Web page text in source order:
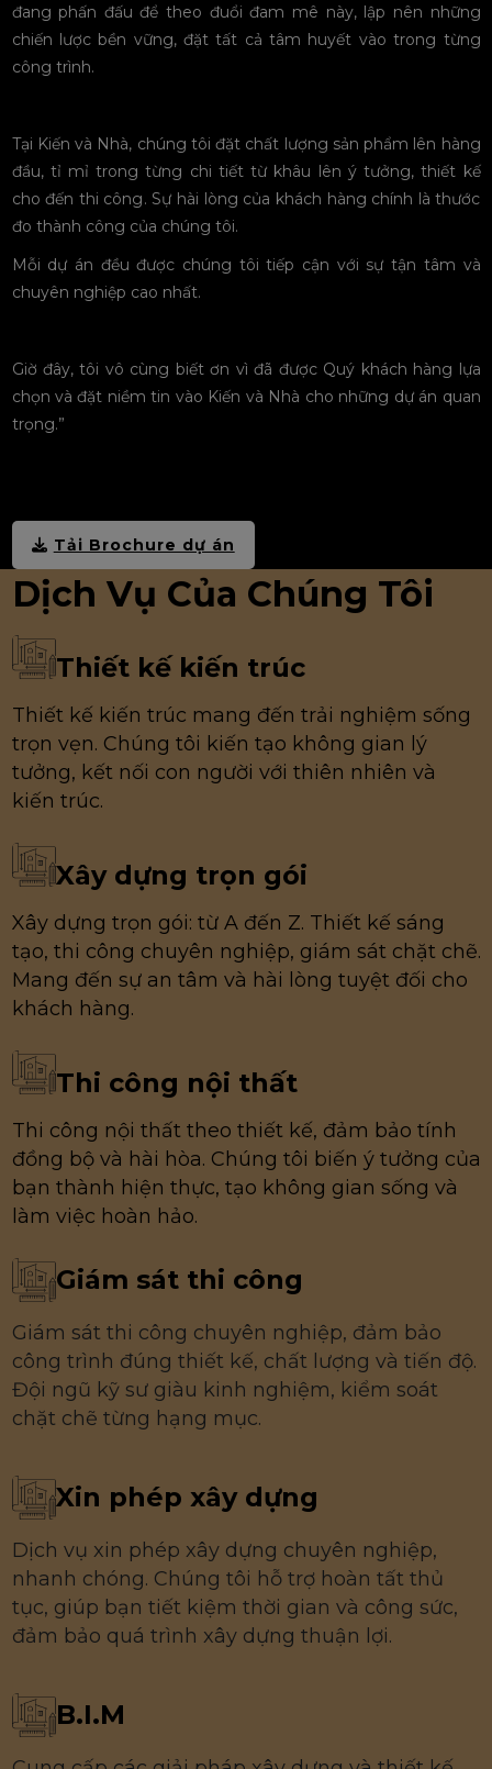
đang phấn đấu để theo đuổi đam mê này, lập nên những
chiến lược bền vững, đặt tất cả tâm huyết vào trong từng
công trình.
Tại Kiến và Nhà, chúng tôi đặt chất lượng sản phẩm lên hàng
đầu, tỉ mỉ trong từng chi tiết từ khâu lên ý tưởng, thiết kế
cho đến thi công. Sự hài lòng của khách hàng chính là thước
đo thành công của chúng tôi.
Mỗi dự án đều được chúng tôi tiếp cận với sự tận tâm và
chuyên nghiệp cao nhất.
Giờ đây, tôi vô cùng biết ơn vì đã được Quý khách hàng lựa
chọn và đặt niềm tin vào Kiến và Nhà cho những dự án quan
trọng.”
Tải Brochure dự án
Dịch Vụ Của Chúng Tôi
Thiết kế kiến trúc
Thiết kế kiến trúc mang đến trải nghiệm sống
trọn vẹn. Chúng tôi kiến tạo không gian lý
tưởng, kết nối con người với thiên nhiên và
kiến trúc.
Xây dựng trọn gói
Xây dựng trọn gói: từ A đến Z. Thiết kế sáng
tạo, thi công chuyên nghiệp, giám sát chặt chẽ.
Mang đến sự an tâm và hài lòng tuyệt đối cho
khách hàng.
Thi công nội thất
Thi công nội thất theo thiết kế, đảm bảo tính
đồng bộ và hài hòa. Chúng tôi biến ý tưởng của
bạn thành hiện thực, tạo không gian sống và
làm việc hoàn hảo.
Giám sát thi công
Giám sát thi công chuyên nghiệp, đảm bảo
công trình đúng thiết kế, chất lượng và tiến độ.
Đội ngũ kỹ sư giàu kinh nghiệm, kiểm soát
chặt chẽ từng hạng mục.
Xin phép xây dựng
Dịch vụ xin phép xây dựng chuyên nghiệp,
nhanh chóng. Chúng tôi hỗ trợ hoàn tất thủ
tục, giúp bạn tiết kiệm thời gian và công sức,
đảm bảo quá trình xây dựng thuận lợi.
B.I.M